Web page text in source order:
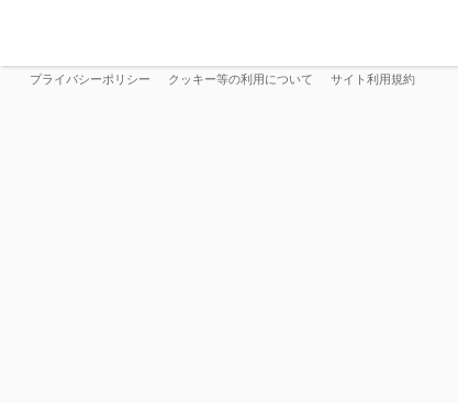
プライバシーポリシー クッキー等の利用について サイト利用規約